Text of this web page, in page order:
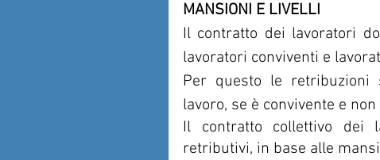
MANSIONI E LIVELLI
Il contratto dei lavoratori
lavoratori conviventi e
Per questo le
lavoro, se è convivente e
Il contratto collettivo dei
retributivi, in base alle